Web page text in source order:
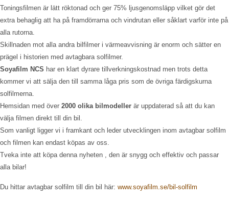
Toningsfilmen är lätt röktonad och ger 75% ljusgenomsläpp vilket gör det
extra behaglig att ha på framdörrarna och vindrutan eller såklart varför inte på
alla rutorna.
Skillnaden mot alla andra bilfilmer i värmeavvisning är enorm och sätter en
prägel i historien med avtagbara solfilmer.
Soyafilm NCS har en klart dyrare tillverkningskostnad men trots detta
kommer vi att sälja den till samma låga pris som de övriga färdigskurna
solfilmerna.
Hemsidan med över 2000 olika bilmodeller är uppdaterad så att du kan
välja filmen direkt till din bil.
Som vanligt ligger vi i framkant och leder utvecklingen inom avtagbar solfilm
och filmen kan endast köpas av oss.
Tveka inte att köpa denna nyheten , den är snygg och effektiv och passar
alla bilar!
Du hittar avtagbar solfilm till din bil här: www.soyafilm.se/bil-solfilm